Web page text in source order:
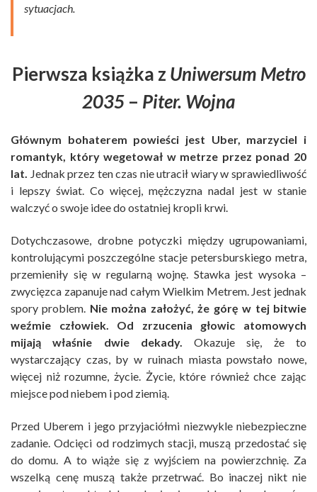
sytuacjach.
Pierwsza książka z Uniwersum Metro
2035 – Piter. Wojna
Głównym bohaterem powieści jest Uber, marzyciel i
romantyk, który wegetował w metrze przez ponad 20
lat.
Jednak przez ten czas nie utracił wiary w sprawiedliwość
i lepszy świat. Co więcej, mężczyzna nadal jest w stanie
walczyć o swoje idee do ostatniej kropli krwi.
Dotychczasowe, drobne potyczki między ugrupowaniami,
kontrolującymi poszczególne stacje petersburskiego metra,
przemieniły się w regularną wojnę. Stawka jest wysoka –
zwycięzca zapanuje nad całym Wielkim Metrem. Jest jednak
spory problem. Nie można założyć, że górę w tej bitwie
weźmie człowiek. Od zrzucenia głowic atomowych
mijają właśnie dwie dekady.
Okazuje się, że to
wystarczający czas, by w ruinach miasta powstało nowe,
więcej niż rozumne, życie. Życie, które również chce zając
miejsce pod niebem i pod ziemią.
Przed Uberem i jego przyjaciółmi niezwykle niebezpieczne
zadanie. Odcięci od rodzimych stacji, muszą przedostać się
do domu. A to wiąże się z wyjściem na powierzchnię. Za
wszelką cenę muszą także przetrwać. Bo inaczej nikt nie